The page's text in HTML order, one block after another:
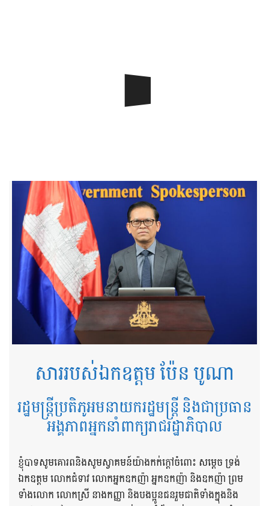
សាររបស់ឯកឧត្តម ប៉ែន បូណា
រដ្ឋមន្ត្រីប្រតិភូអមនាយករដ្ឋមន្ត្រី និងជាប្រធាន
អង្គភាពអ្នកនាំពាក្យរាជរដ្ឋាភិបាល
ខ្ញុំបាទសូមគោរពនិងសូមស្វាគមន៍យ៉ាងកក់ក្តៅចំពោះ សម្តេច ទ្រង់
ឯកឧត្តម លោកជំទាវ លោកអ្នកឧកញ៉ា អ្នកឧកញ៉ា និងឧកញ៉ា ព្រម
ទាំងលោក លោកស្រី នាងកញ្ញា និងបងប្អូនជនរួមជាតិទាំងក្នុងនិង